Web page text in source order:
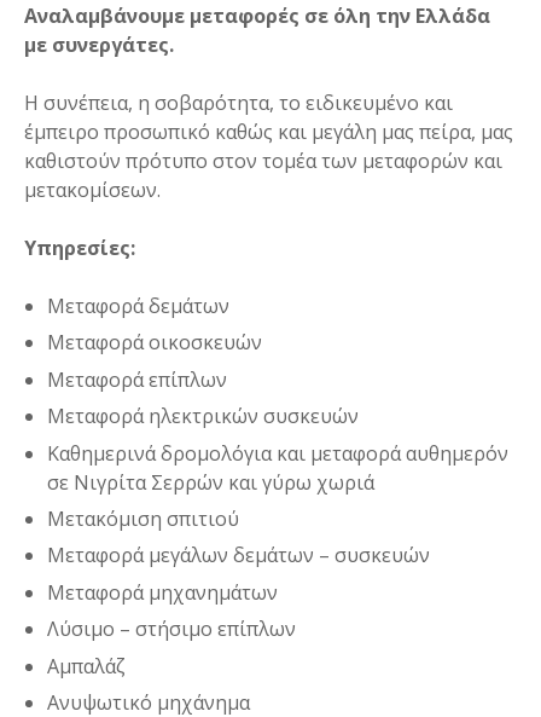
Αναλαμβάνουμε μεταφορές σε όλη την Ελλάδα
με συνεργάτες.
Η συνέπεια, η σοβαρότητα, το ειδικευμένο και
έμπειρο προσωπικό καθώς και μεγάλη μας πείρα, μας
καθιστούν πρότυπο στον τομέα των μεταφορών και
μετακομίσεων.
Υπηρεσίες:
Μεταφορά δεμάτων
Μεταφορά οικοσκευών
Μεταφορά επίπλων
Μεταφορά ηλεκτρικών συσκευών
Καθημερινά δρομολόγια και μεταφορά αυθημερόν
σε Νιγρίτα Σερρών και γύρω χωριά
Μετακόμιση σπιτιού
Μεταφορά μεγάλων δεμάτων – συσκευών
Μεταφορά μηχανημάτων
Λύσιμο – στήσιμο επίπλων
Αμπαλάζ
Ανυψωτικό μηχάνημα